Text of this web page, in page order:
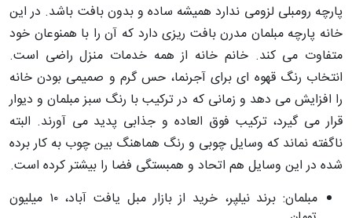
پارچه رومبلی لزومی ندارد همیشه ساده و بدون بافت باشد. در این
خانه پارچه مبلمان مدرن بافت ریزی دارد که آن را با همنوعان خود
متفاوت می کند. خانم خانه از همه خدمات منزل راضی است.
انتخاب رنگ قهوه ای برای آجرنما، حس گرم و صمیمی بودن خانه
را افزایش می دهد و زمانی که در ترکیب با رنگ سبز مبلمان و دیوار
قرار می گیرد، ترکیب فوق العاده و جذابی پدید می آورند. البته
ناگفته نماند که وسایل چوبی و رنگ هماهنگ بین چوب به کار برده
شده در این وسایل هم اتحاد و همبستگی فضا را بیشتر کرده است.
مبلمان: برند نیلپر، خرید از بازار مبل یافت آباد، ۱۰ میلیون